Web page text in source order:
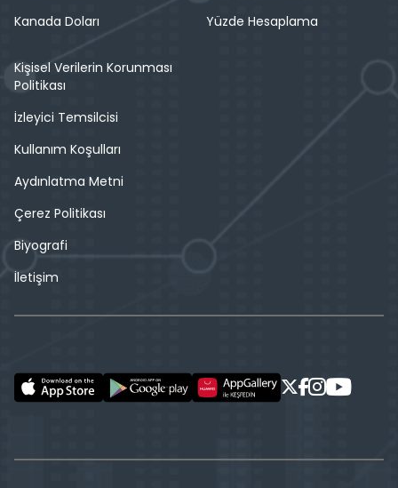
Kanada Doları
Yüzde Hesaplama
Kişisel Verilerin Korunması
Politikası
İzleyici Temsilcisi
Kullanım Koşulları
Aydınlatma Metni
Çerez Politikası
Biyografi
İletişim